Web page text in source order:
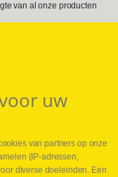
van al onze producten
uw
van partners op onze
(IP-adressen,
diverse doeleinden. Een